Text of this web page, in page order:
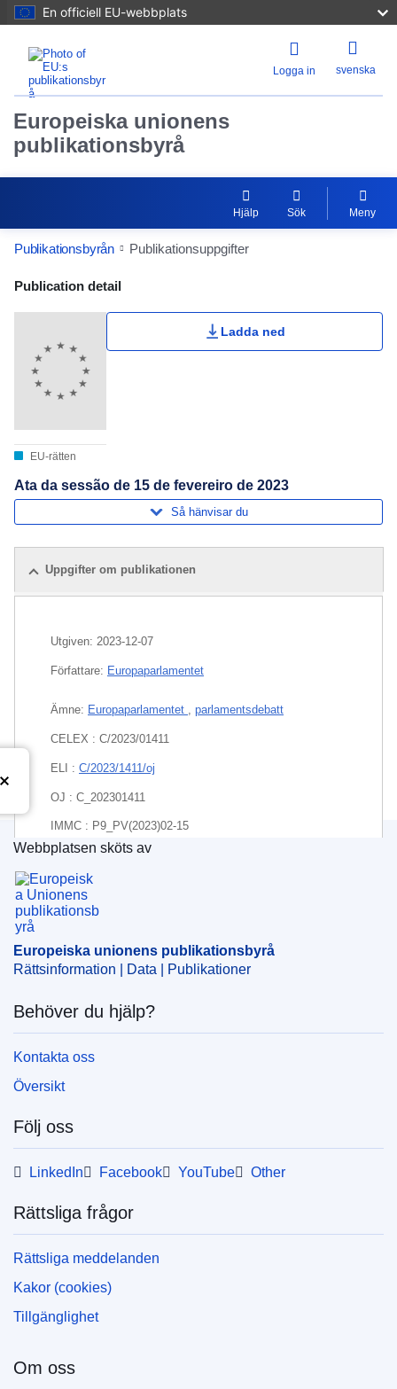
En officiell EU-webbplats
Logga in svenska
Europeiska unionens
publikationsbyrå
Hjälp Sök Meny
Publikationsbyrån Publikationsuppgifter
Publication Detail Actions Portlet
Publication detail
EU-rätten
Ladda ned
Ata da sessão de 15 de fevereiro de 2023
Så hänvisar du
Uppgifter om publikationen
Utgiven: 2023-12-07
Författare: Europaparlamentet
Ämne: Europaparlamentet , parlamentsdebatt
CELEX : C/2023/01411
ELI : C/2023/1411/oj
OJ : C_202301411
IMMC : P9_PV(2023)02-15
pdfa2a
Europeiska unionens publikationsbyrå
Webbplatsen sköts av
Europeiska unionens publikationsbyrå
Rättsinformation | Data | Publikationer
Behöver du hjälp?
Kontakta oss
Översikt
Följ oss
LinkedIn Facebook YouTube Other
Rättsliga frågor
Rättsliga meddelanden
Kakor (cookies)
Tillgänglighet
Om oss